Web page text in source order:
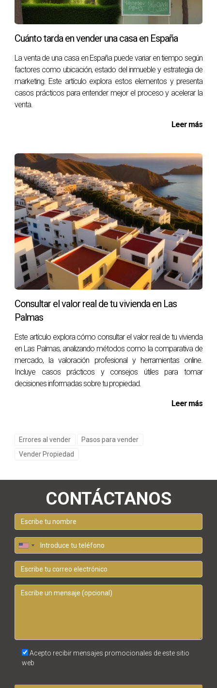
en tu área para establecer un precio justo.
¿Qué documentos necesito para vender mi
Necesitarás documentos como la escritura de propiedad,
certificados energéticos y cualquier otro documento
relevante sobre mejoras o reparaciones realizadas.
experiencia local y su compromiso con obtener los
mejores resultados para sus clientes. Su conocimiento del
mercado canario lo convierte en una excelente opción
para guiarte durante todo el proceso. Recuerda que cada
paso cuenta cuando se trata de vender tu hogar; no dudes
en contactar a Victor Quintana Santana para asegurarte de
que estás tomando las decisiones correctas.
Cuánto tarda en vender una casa en España
La venta de una casa en España puede variar en tiempo según
factores como ubicación, estado del inmueble y estrategia de
marketing. Este artículo explora estos elementos y presenta
casos prácticos para entender mejor el proceso y acelerar la
venta.
Leer más
Consultar el valor real de tu vivienda en Las
Palmas
Este artículo explora cómo consultar el valor real de tu vivienda
en Las Palmas, analizando métodos como la comparativa de
mercado, la valoración profesional y herramientas online.
Incluye casos prácticos y consejos útiles para tomar
decisiones informadas sobre tu propiedad.
Leer más
Errores al vender
Pasos para vender
Vender Propiedad
CONTÁCTANOS
Acepto recibir mensajes promocionales de este sitio
web